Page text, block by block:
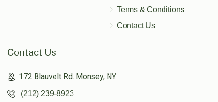
Terms & Conditions
Contact Us
Contact Us
172 Blauvelt Rd, Monsey, NY
(212) 239-8923